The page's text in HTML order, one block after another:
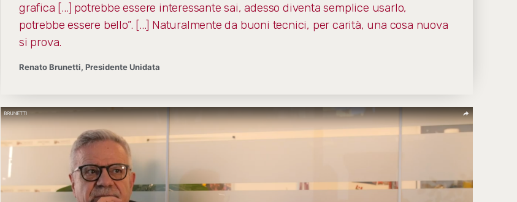
grafica [...] potrebbe essere interessante sai, adesso diventa semplice usarlo,
potrebbe essere bello”. [...] Naturalmente da buoni tecnici, per carità, una cosa nuova
si prova.
Renato Brunetti, Presidente Unidata